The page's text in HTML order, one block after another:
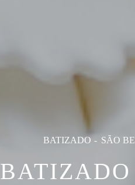
BATIZADO SÃO